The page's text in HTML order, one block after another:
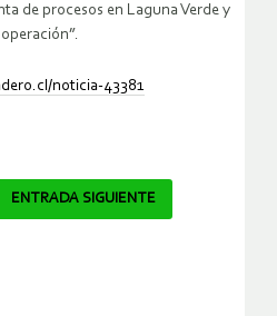
de procesos en Laguna Verde y
noticia-43381
ENTRADA SIGUIENTE